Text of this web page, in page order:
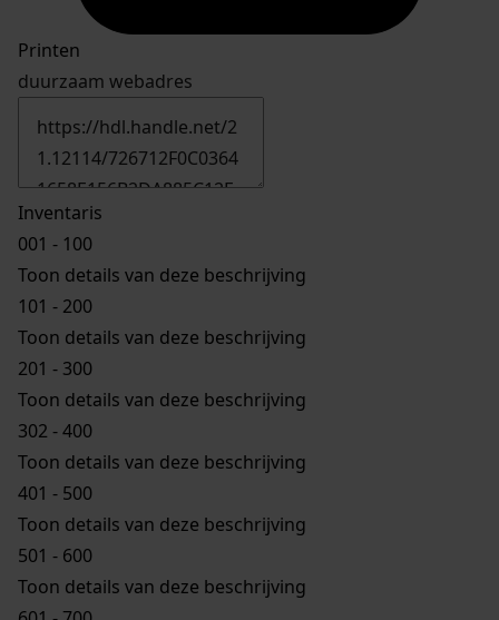
Printen
duurzaam webadres
Inventaris
001 - 100
Toon details van deze beschrijving
101 - 200
Toon details van deze beschrijving
201 - 300
Toon details van deze beschrijving
302 - 400
Toon details van deze beschrijving
401 - 500
Toon details van deze beschrijving
501 - 600
Toon details van deze beschrijving